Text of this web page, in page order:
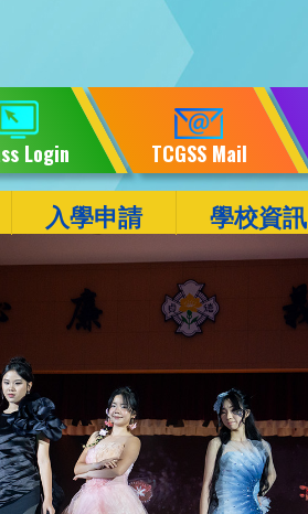
入學申請 學校資訊
Login TCGSS Mail